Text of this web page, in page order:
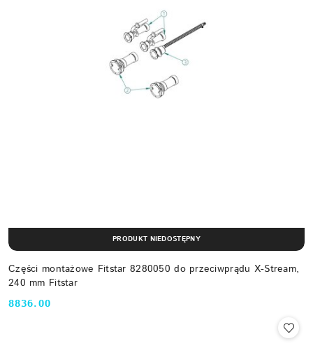
Części montażowe Fitstar 8280050 do przeciwprądu X-Stream,
240 mm Fitstar
Cena:
8836.00
PRODUKT NIEDOSTĘPNY